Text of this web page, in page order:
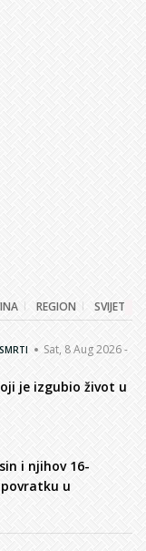
REGION SVIJET
Sat, 8 Aug 2026 -
je izgubio život u
i njihov 16-
u